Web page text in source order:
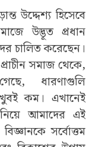
উদ্দেশ্য হিসেবে
উদ্ভূত প্রধান
চালিত করেছেন।
সমাজ থেকে,
ধারণাগুলি
কম। এখানেই
আমাদের এই
সর্বোত্তম